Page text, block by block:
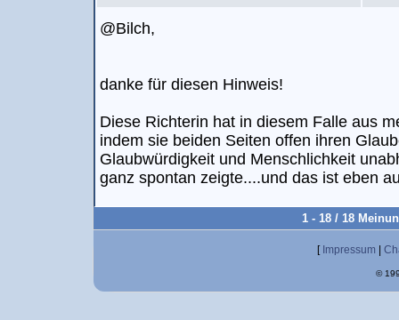
@Bilch,
danke für diesen Hinweis!
Diese Richterin hat in diesem Falle aus
indem sie beiden Seiten offen ihren
Glaubwürdigkeit und Menschlichkeit
ganz spontan zeigte....und das ist eben
1 - 18 / 18
[ Impressum
©